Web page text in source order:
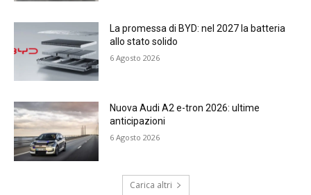
La promessa di BYD: nel 2027 la batteria
allo stato solido
6 Agosto 2026
Nuova Audi A2 e-tron 2026: ultime
anticipazioni
6 Agosto 2026
Carica altri